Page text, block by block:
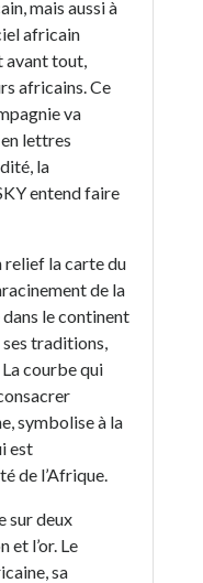
mais aussi à
africain
avant tout,
africains. Ce
va
lettres
la
entend faire
relief la carte du
de la
le continent
ses traditions,
courbe qui
symbolise à la
est
de l’Afrique.
sur deux
et l’or. Le
sa